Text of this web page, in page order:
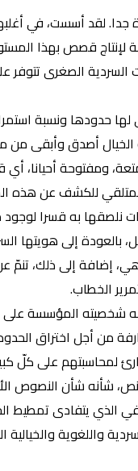
لقد أسست، في
قصص بهذا
السردية الصغرى
حدودها ونسبة
الخيال أصدق وأبقى
أحيانا، أي
للكشف عن هذه
نلصقها به قسرا
إلى هويتها
إضافة إلى ذلك،
الخطاب.
شخصيته المؤسسة
أجل اختراق الحدود
لمحاسبتهم على
شأنه شأن النصوص
الذي يتفادى تمطيط
والخيالية